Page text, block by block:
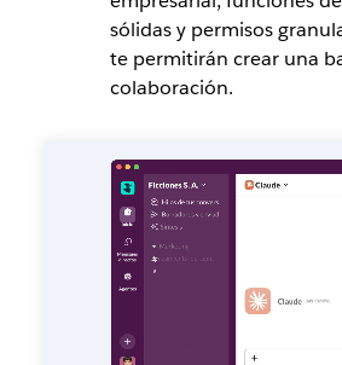
sólidas y permisos
te permitirán crear una
colaboración.